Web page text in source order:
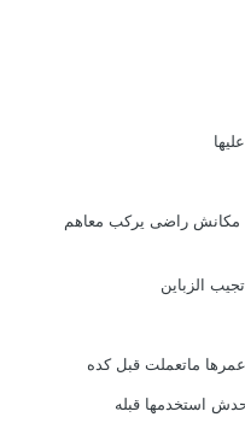
مكانش راضى يركب معاهم
الزباين
ماتعملت قبل كده
استخدمها قبله